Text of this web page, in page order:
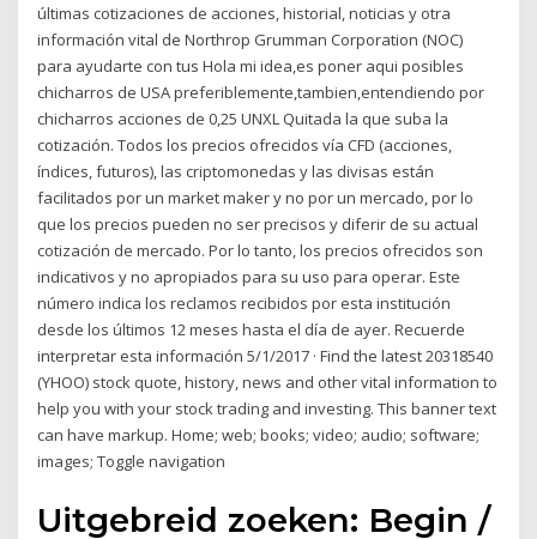
últimas cotizaciones de acciones, historial, noticias y otra
información vital de Northrop Grumman Corporation (NOC)
para ayudarte con tus Hola mi idea,es poner aqui posibles
chicharros de USA preferiblemente,tambien,entendiendo por
chicharros acciones de 0,25 UNXL Quitada la que suba la
cotización. Todos los precios ofrecidos vía CFD (acciones,
índices, futuros), las criptomonedas y las divisas están
facilitados por un market maker y no por un mercado, por lo
que los precios pueden no ser precisos y diferir de su actual
cotización de mercado. Por lo tanto, los precios ofrecidos son
indicativos y no apropiados para su uso para operar. Este
número indica los reclamos recibidos por esta institución
desde los últimos 12 meses hasta el día de ayer. Recuerde
interpretar esta información 5/1/2017 · Find the latest 20318540
(YHOO) stock quote, history, news and other vital information to
help you with your stock trading and investing. This banner text
can have markup. Home; web; books; video; audio; software;
images; Toggle navigation
Uitgebreid zoeken: Begin /